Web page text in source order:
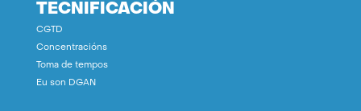
TECNIFICACIÓN
CGTD
Concentracións
Toma de tempos
Eu son DGAN